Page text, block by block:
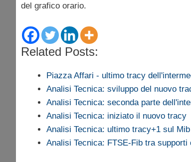
del grafico orario.
Related Posts:
Piazza Affari - ultimo tracy
Analisi Tecnica: sviluppo del nuovo
Analisi Tecnica: seconda parte
Analisi Tecnica: iniziato il nuovo tracy
Analisi Tecnica: ultimo tracy+1 sul Mib
Analisi Tecnica: FTSE-Fib tra supporti